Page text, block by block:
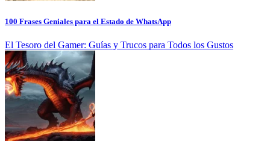
100 Frases Geniales para el Estado de WhatsApp
El Tesoro del Gamer: Guías y Trucos para Todos los Gustos